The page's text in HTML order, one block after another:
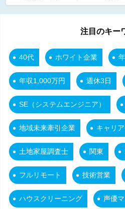
注目のキー
40代 ホワイト企業
年収1,000万円 週休3日
SE（システムエンジニア）
地域未来牽引企業 キャリ
土地家屋調査士 関東
フルリモート 技術営業
ハウスクリーニング 声優